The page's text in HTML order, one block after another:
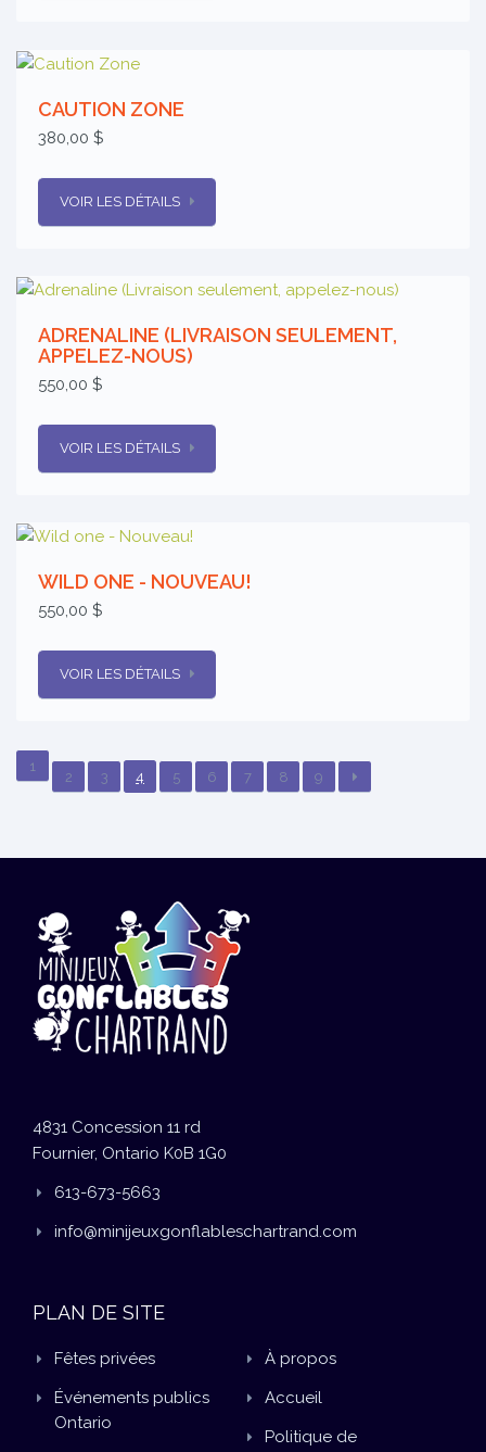
CAUTION ZONE
380,00 $
VOIR LES DÉTAILS
ADRENALINE (LIVRAISON SEULEMENT,
APPELEZ-NOUS)
550,00 $
VOIR LES DÉTAILS
WILD ONE - NOUVEAU!
550,00 $
VOIR LES DÉTAILS
1
2 3 4 5 6 7 8 9
4831 Concession 11 rd
Fournier, Ontario K0B 1G0
613-673-5663
info@minijeuxgonflableschartrand.com
PLAN DE SITE
Fêtes privées
Événements publics
Ontario
À propos
Accueil
Politique de